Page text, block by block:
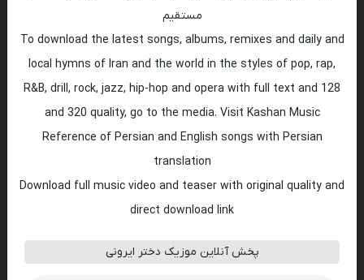
مستقیم
To download the latest songs, albums, remixes and daily and
local hymns of Iran and the world in the styles of pop, rap,
R&B, drill, rock, jazz, hip-hop and opera with full text and 128
and 320 quality, go to the media. Visit Kashan Music
Reference of Persian and English songs with Persian
translation
Download full music video and teaser with original quality and
direct download link
پخش آنلاین موزیک دختر ایرونی